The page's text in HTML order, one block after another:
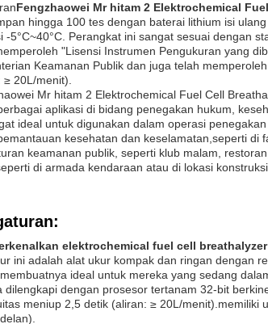
Fengzhaowei Mr hitam 2 Elektrochemical
hingga 100 tes dengan baterai lithium isi
-5°C~40°C. Perangkat ini sangat sesuai dengan
"Lisensi Instrumen Pengukuran yang
Keamanan Publik dan juga telah
≥ 20L/menit).
Mr hitam 2 Elektrochemical Fuel Cell
aplikasi di bidang penegakan hukum,
ideal untuk digunakan dalam operasi
kesehatan dan keselamatan,seperti di
keamanan publik, seperti klub malam,
di armada kendaraan atau di lokasi konstruksi.
elektrochemical fuel cell
ini adalah alat ukur kompak dan ringan dengan
ideal untuk mereka yang sedang
dilengkapi dengan prosesor tertanam 32-bit
meniup 2,5 detik (aliran: ≥ 20L/